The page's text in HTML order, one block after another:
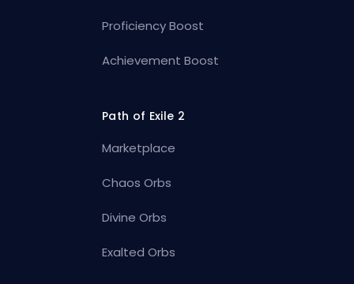
Proficiency Boost
Achievement Boost
Path of Exile 2
Marketplace
Chaos Orbs
Divine Orbs
Exalted Orbs